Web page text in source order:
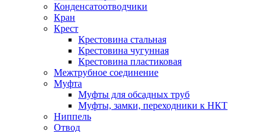
Конденсатоотводчики
Кран
Крест
Крестовина стальная
Крестовина чугунная
Крестовина пластиковая
Межтрубное соединение
Муфта
Муфты для обсадных труб
Муфты, замки, переходники к НКТ
Ниппель
Отвод